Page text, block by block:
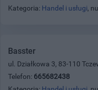
Kategoria: Handel i usługi,
Basster
ul. Działkowa 3, 83-110
Telefon: 665682438